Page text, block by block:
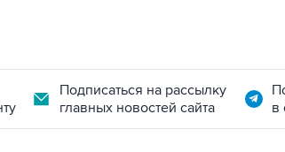
Подписаться на рассылку
главных новостей сайта
в